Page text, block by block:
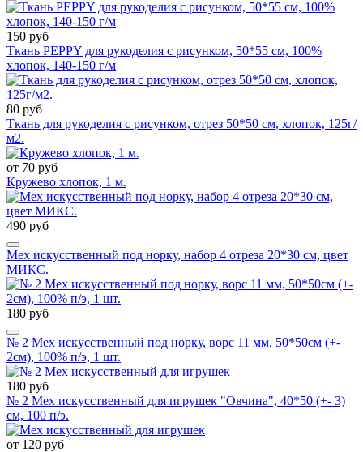
150 руб
Ткань PEPPY для рукоделия с рисунком, 50*55 см, 100%
хлопок, 140-150 г/м
80 руб
Ткань для рукоделия с рисунком, отрез 50*50 см, хлопок, 125г/
м2.
от 70 руб
Кружево хлопок, 1 м.
490 руб
Мех искусственный под норку, набор 4 отреза 20*30 см, цвет
МИКС.
180 руб
№ 2 Мех искусственный под норку, ворс 11 мм, 50*50см (+-
2см), 100% п/э, 1 шт.
180 руб
№ 2 Мех искусственный для игрушек "Овчина", 40*50 (+- 3)
см, 100 п/э.
от 120 руб